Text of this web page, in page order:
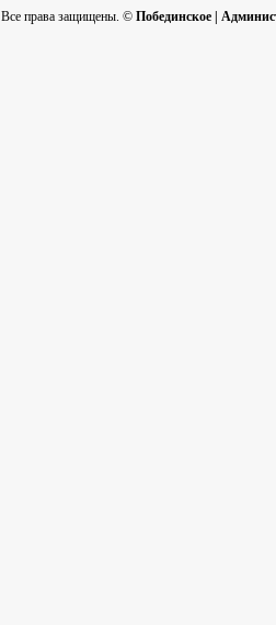
Все права защищены. © Побединское |